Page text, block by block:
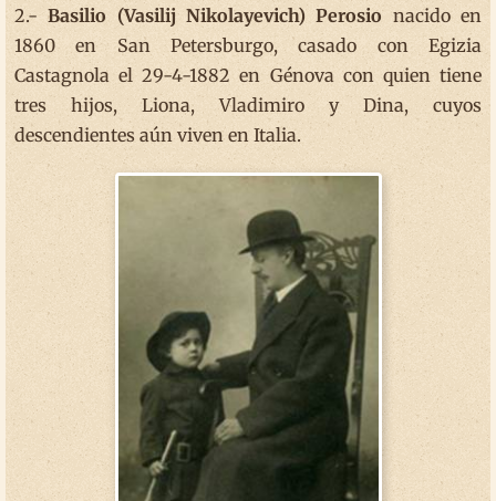
2.-Basilio (Vasilij Nikolayevich) Perosionacido en
1860 en San Petersburgo, casado con Egizia
Castagnola el 29-4-1882 en Génova con quien tiene
tres hijos, Liona, Vladimiro y Dina, cuyos
descendientes aún viven en Italia.